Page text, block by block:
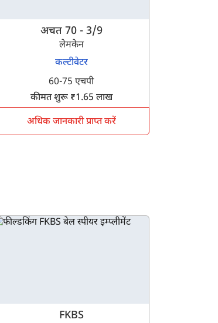
अचत 70 - 3/9
लेमकेन
कल्टीवेटर
60-75 एचपी
कीमत शुरू ₹1.65 लाख
अधिक जानकारी प्राप्त करें
FKBS